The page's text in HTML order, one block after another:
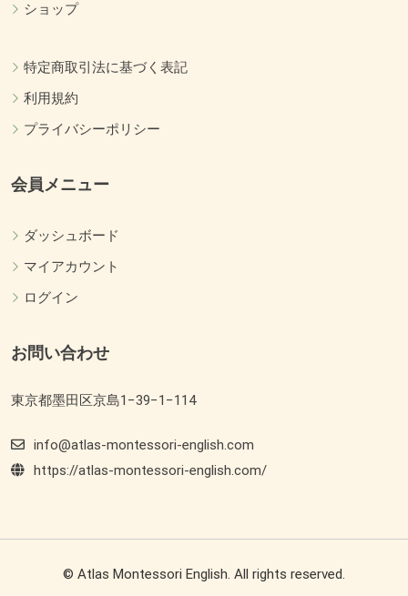
ショップ
特定商取引法に基づく表記
利用規約
プライバシーポリシー
会員メニュー
ダッシュボード
マイアカウント
ログイン
お問い合わせ
東京都墨田区京島1−39−1−114
info@atlas-montessori-english.com
https://atlas-montessori-english.com/
© Atlas Montessori English. All rights reserved.